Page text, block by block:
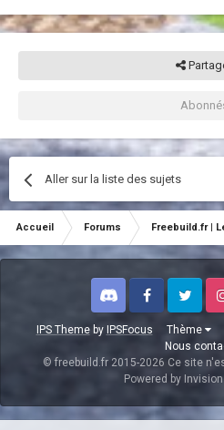
Aller sur la liste des sujets
Accueil Forums Freebuild.fr |
IPS Themeby IPSFocus Thème
Nous
Discord FacebookTwitter
© freebuild.fr 2015-2026 Ce site
Powered by